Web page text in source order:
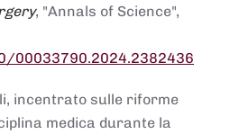
, "Annals of Science",
00033790.2024.2382436
incentrato sulle riforme
medica durante la